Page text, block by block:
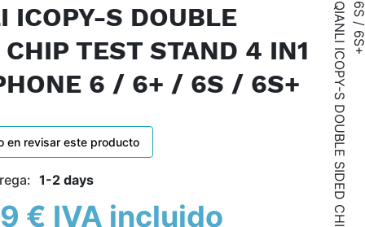
ICOPY-S DOUBLE
TEST STAND 4 IN1
6 / 6+ / 6S / 6S+
en revisar este producto
1-2 days
€ IVA incluido